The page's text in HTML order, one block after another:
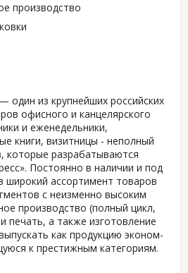
производство
один из крупнейших российских
офисного и канцелярского
и еженедельники,
книги, визитницы - неполный
которые разрабатываются
Постоянно в наличии и под
широкий ассортимент товаров
с неизменно высоким
производство (полный цикл,
печать, а также изготовление
как продукцию эконом-
к престижным категориям.